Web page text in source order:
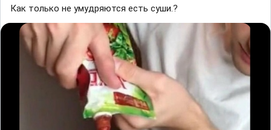
Как только не умудряются есть суши.?